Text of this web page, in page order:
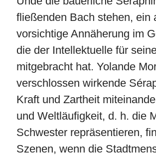
fließenden Bach stehen, ein
vorsichtige Annäherung im
die der Intellektuelle für
mitgebracht hat. Yolande
verschlossen wirkende
Kraft und Zartheit
und Weltläufigkeit, d. h. die
Schwester repräsentieren,
Szenen, wenn die